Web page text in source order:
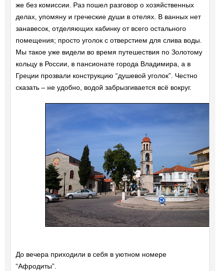
же без комиссии. Раз пошел разговор о хозяйственных
делах, упомяну и греческие души в отелях. В ванных нет
занавесок, отделяющих кабинку от всего остального
помещения; просто уголок с отверстием для слива воды.
Мы такое уже видели во время путешествия по Золотому
кольцу в России, в пансионате города Владимира, а в
Греции прозвали конструкцию “душевой уголок”. Честно
сказать – не удобно, водой забрызгивается всё вокруг.
До вечера приходили в себя в уютном номере
“Афродиты”.